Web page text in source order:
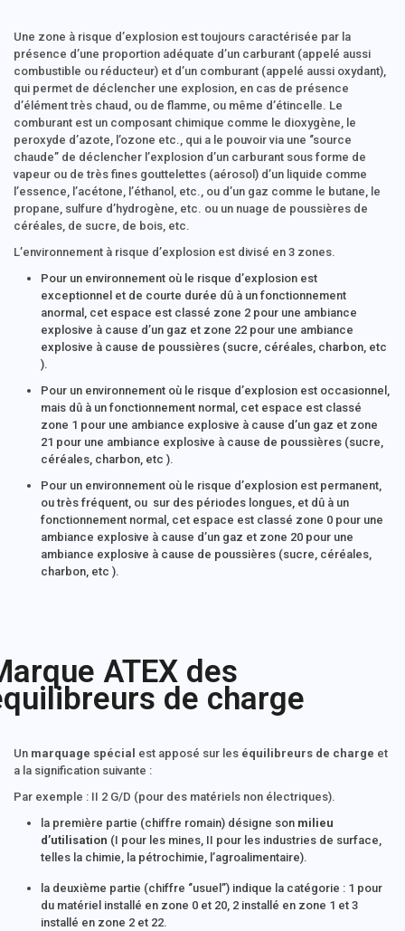
Une zone à risque d’explosion est toujours caractérisée par la
présence d’une proportion adéquate d’un carburant (appelé aussi
combustible ou réducteur) et d’un comburant (appelé aussi oxydant),
qui permet de déclencher une explosion, en cas de présence
d’élément très chaud, ou de flamme, ou même d’étincelle. Le
comburant est un composant chimique comme le dioxygène, le
peroxyde d’azote, l’ozone etc., qui a le pouvoir via une ‘’source
chaude’’ de déclencher l’explosion d’un carburant sous forme de
vapeur ou de très fines gouttelettes (aérosol) d’un liquide comme
l’essence, l’acétone, l’éthanol, etc., ou d’un gaz comme le butane, le
propane, sulfure d’hydrogène, etc. ou un nuage de poussières de
céréales, de sucre, de bois, etc.
L’environnement à risque d’explosion est divisé en 3 zones.
Pour un environnement où le risque d’explosion est
exceptionnel et de courte durée dû à un fonctionnement
anormal, cet espace est classé zone 2 pour une ambiance
explosive à cause d’un gaz et zone 22 pour une ambiance
explosive à cause de poussières (sucre, céréales, charbon, etc
).
Pour un environnement où le risque d’explosion est occasionnel,
mais dû à un fonctionnement normal, cet espace est classé
zone 1 pour une ambiance explosive à cause d’un gaz et zone
21 pour une ambiance explosive à cause de poussières (sucre,
céréales, charbon, etc ).
Pour un environnement où le risque d’explosion est permanent,
ou très fréquent, ou sur des périodes longues, et dû à un
fonctionnement normal, cet espace est classé zone 0 pour une
ambiance explosive à cause d’un gaz et zone 20 pour une
ambiance explosive à cause de poussières (sucre, céréales,
charbon, etc ).
ATEX des
de charge
Un marquage spécial est apposé sur les équilibreurs de charge et
a la signification suivante :
Par exemple : II 2 G/D (pour des matériels non électriques).
la première partie (chiffre romain) désigne son milieu
d’utilisation (I pour les mines, II pour les industries de surface,
telles la chimie, la pétrochimie, l’agroalimentaire).
la deuxième partie (chiffre ‘’usuel’’) indique la catégorie : 1 pour
du matériel installé en zone 0 et 20, 2 installé en zone 1 et 3
installé en zone 2 et 22.